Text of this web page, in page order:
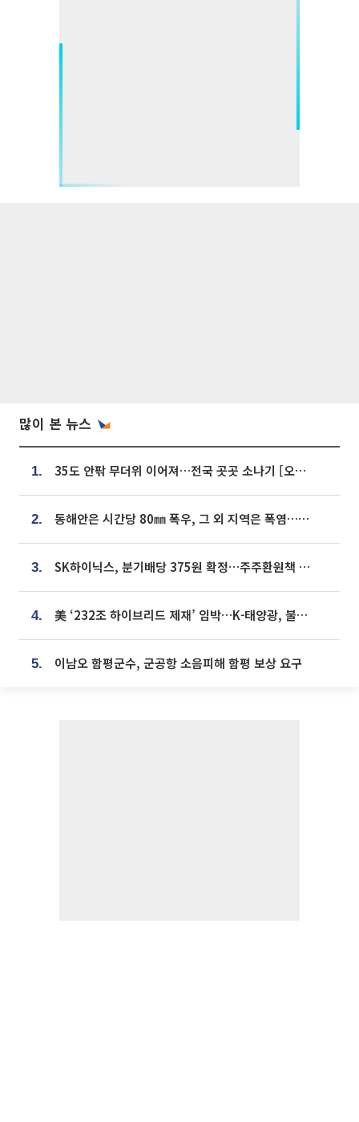
많이 본 뉴스
1. 35도 안팎 무더위 이어져…전국 곳곳 소나기 [오늘 날씨]
2. 동해안은 시간당 80㎜ 폭우, 그 외 지역은 폭염…‘극과 극 날씨’
3. SK하이닉스, 분기배당 375원 확정…주주환원책 9월로 앞당겨 발표
4. 美 ‘232조 하이브리드 제재’ 임박…K-태양광, 불확실성 털고 날개 다나
5. 이남오 함평군수, 군공항 소음피해 함평 보상 요구